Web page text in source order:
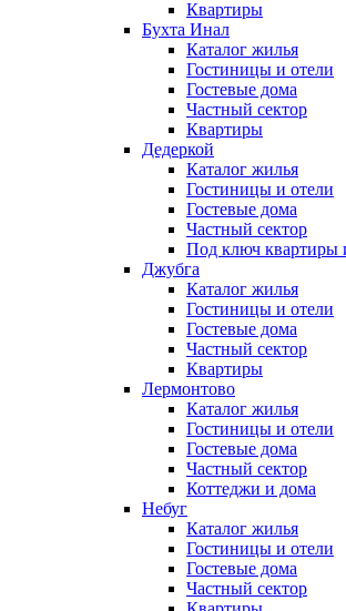
Квартиры
Бухта Инал
Каталог жилья
Гостиницы и отели
Гостевые дома
Частный сектор
Квартиры
Дедеркой
Каталог жилья
Гостиницы и отели
Гостевые дома
Частный сектор
Под ключ квартиры
Джубга
Каталог жилья
Гостиницы и отели
Гостевые дома
Частный сектор
Квартиры
Лермонтово
Каталог жилья
Гостиницы и отели
Гостевые дома
Частный сектор
Коттеджи и дома
Небуг
Каталог жилья
Гостиницы и отели
Гостевые дома
Частный сектор